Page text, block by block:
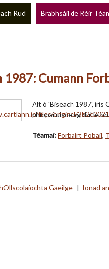
Rud Brabhsáil de Réir
1987: Cumann
Alt ó 'Biseach 1987', iris
phíopaí uisce ag dul le
Téamaí:Forbairt Pobail,
Gaeilge | Ionad